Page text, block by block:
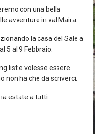
con una bella
avventure in val Maira.
la casa del Sale a
5 al 9 Febbraio.
list e volesse essere
non ha che da scriverci.
estate a tutti